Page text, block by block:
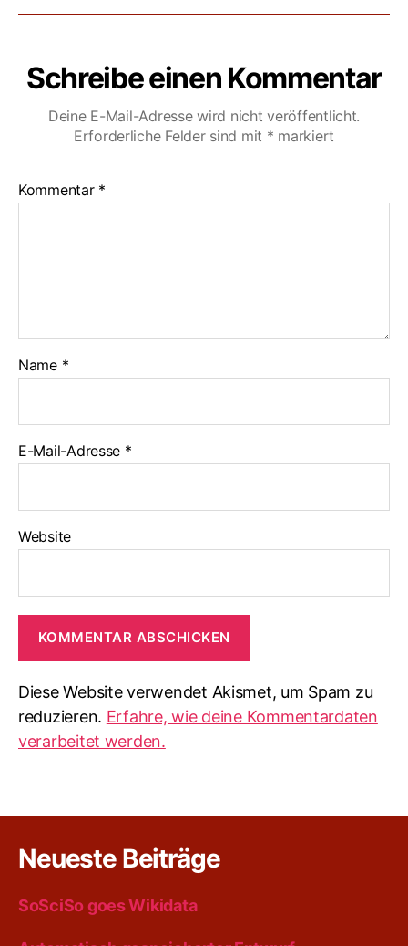
Schreibe einen Kommentar
Deine E-Mail-Adresse wird nicht veröffentlicht.
Erforderliche Felder sind mit * markiert
Kommentar *
Name *
E-Mail-Adresse *
Website
Diese Website verwendet Akismet, um Spam zu
reduzieren. Erfahre, wie deine Kommentardaten
verarbeitet werden.
Neueste Beiträge
SoSciSo goes Wikidata